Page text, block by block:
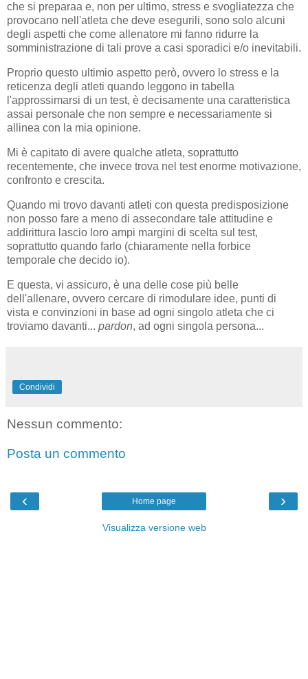
che si preparaa e, non per ultimo, stress e svogliatezza che
provocano nell'atleta che deve esegurili, sono solo alcuni
degli aspetti che come allenatore mi fanno ridurre la
somministrazione di tali prove a casi sporadici e/o inevitabili.
Proprio questo ultimio aspetto però, ovvero lo stress e la
reticenza degli atleti quando leggono in tabella
l'approssimarsi di un test, è decisamente una caratteristica
assai personale che non sempre e necessariamente si
allinea con la mia opinione.
Mi è capitato di avere qualche atleta, soprattutto
recentemente, che invece trova nel test enorme motivazione,
confronto e crescita.
Quando mi trovo davanti atleti con questa predisposizione
non posso fare a meno di assecondare tale attitudine e
addirittura lascio loro ampi margini di scelta sul test,
soprattutto quando farlo (chiaramente nella forbice
temporale che decido io).
E questa, vi assicuro, è una delle cose più belle
dell'allenare, ovvero cercare di rimodulare idee, punti di
vista e convinzioni in base ad ogni singolo atleta che ci
troviamo davanti... pardon, ad ogni singola persona...
Condividi
Nessun commento:
Posta un commento
‹ ›
Home page
Visualizza versione web